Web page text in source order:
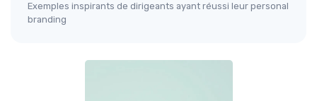
Exemples inspirants de dirigeants ayant réussi leur personal
branding